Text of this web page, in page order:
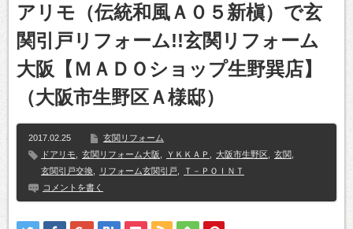
アリモ（伝統和風Ａ０５新槇）で玄
関引戸リフォーム!!玄関リフォーム
大阪【ＭＡＤＯショップ生野巽店】
（大阪市生野区Ａ様邸）
2017.02.25
玄関リフォーム
ドアリモ
玄関リフォーム大阪 ＹＫＫＡＰ 大阪市生野区 玄関
玄関引戸交換
リフォーム玄関引戸
Ｔ－ＰＯＩＮＴ
コメントを書く